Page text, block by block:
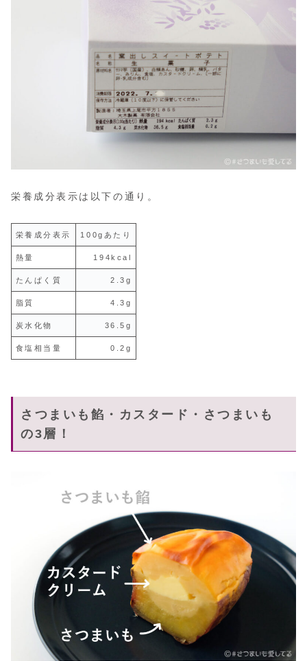
栄養成分表示は以下の通り。
栄養成分表示 100gあたり
熱量 194kcal
たんぱく質 2.3g
脂質 4.3g
炭水化物 36.5g
食塩相当量 0.2g
さつまいも餡・カスタード・さつまいも
の3層！